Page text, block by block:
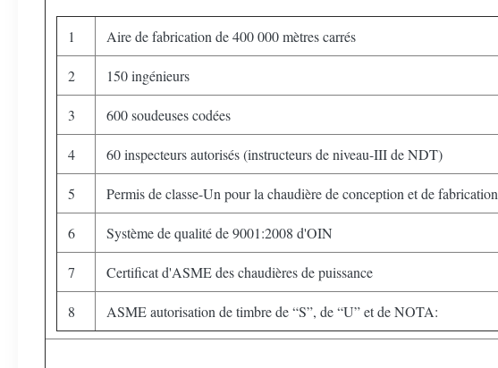
1 Aire de fabrication de 400 000 mètres carrés
2 150 ingénieurs
3 600 soudeuses codées
4 60 inspecteurs autorisés (instructeurs de niveau-III de NDT)
5 Permis de classe-Un pour la chaudière de conception et de fabrication
6 Système de qualité de 9001:2008 d'OIN
7 Certificat d'ASME des chaudières de puissance
8 ASME autorisation de timbre de “S”, de “U” et de NOTA: